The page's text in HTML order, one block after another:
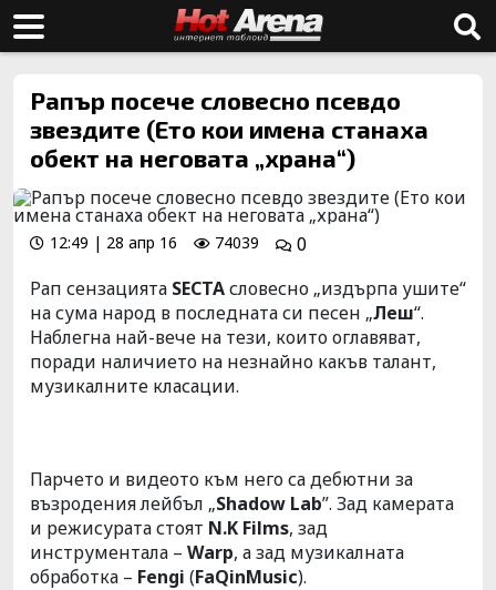
Рапър посече словесно псевдо
звездите (Ето кои имена станаха
обект на неговата „храна“)
12:49 | 28 апр 16 74039
0
Рап сензацията SECTAсловесно „издърпа ушите“
на сума народ в последната си песен „Леш“.
Наблегна най-вече на тези, които оглавяват,
поради наличието на незнайно какъв талант,
музикалните класации.
Парчето и видеото към него са дебютни за
възродения лейбъл „Shadow Lab”. Зад камерата
и режисурата стоят N.K Films, зад
инструментала – Warp, а зад музикалната
обработка – Fengi (FaQinMusic).